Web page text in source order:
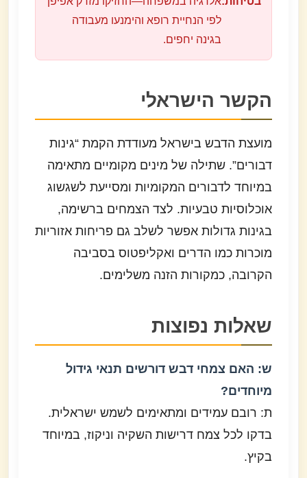
לפי הנחיית רופא והימנעו מעבודה
בגינה יחפים.
הקשר הישראלי
מועצת הדבש בישראל מעודדת הקמת “גינות
דבורים”. שתילה של מינים מקומיים מתאימה
במיוחד לדבורים המקומיות ומסייעת לשגשוג
אוכלוסיות טבעיות. לצד הצמחים ברשימה,
בגינות גדולות אפשר לשלב גם פריחות אזוריות
מוכרות כמו הדרים ואקליפטוס בסביבה
הקרובה, כמקורות הזנה משלימים.
שאלות נפוצות
ש: האם צמחי דבש דורשים תנאי גידול
מיוחדים?
ת: רובם עמידים ומתאימים לשמש ישראלית.
בדקו לכל צמח דרישות השקיה וניקוז, במיוחד
בקיץ.